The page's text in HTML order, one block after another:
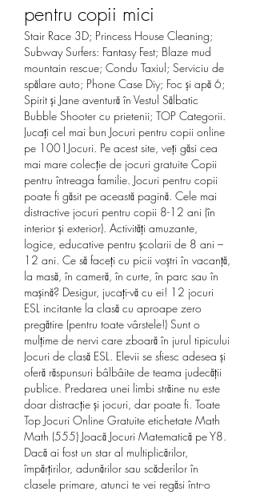
pentru copii mici
Stair Race 3D; Princess House Cleaning;
Subway Surfers: Fantasy Fest; Blaze mud
mountain rescue; Condu Taxiul; Serviciu de
spălare auto; Phone Case Diy; Foc și apă 6;
Spirit și Jane aventură în Vestul Sălbatic
Bubble Shooter cu prietenii; TOP Categorii.
Jucați cel mai bun Jocuri pentru copii online
pe 1001Jocuri. Pe acest site, veți găsi cea
mai mare colecție de jocuri gratuite Copii
pentru întreaga familie. Jocuri pentru copii
poate fi găsit pe această pagină. Cele mai
distractive jocuri pentru copii 8-12 ani (în
interior și exterior). Activități amuzante,
logice, educative pentru școlarii de 8 ani –
12 ani. Ce să faceți cu picii voștri în vacanță,
la masă, în cameră, în curte, în parc sau în
mașină? Desigur, jucați-vă cu ei! 12 jocuri
ESL incitante la clasă cu aproape zero
pregătire (pentru toate vârstele!) Sunt o
mulțime de nervi care zboară în jurul tipicului
Jocuri de clasă ESL. Elevii se sfiesc adesea și
oferă răspunsuri bâlbâite de teama judecății
publice. Predarea unei limbi străine nu este
doar distracție și jocuri, dar poate fi. Toate
Top Jocuri Online Gratuite etichetate Math
Math (555) Joacă Jocuri Matematică pe Y8.
Dacă ai fost un star al multiplicărilor,
împărţirilor, adunărilor sau scăderilor în
clasele primare, atunci te vei regăsi într-o